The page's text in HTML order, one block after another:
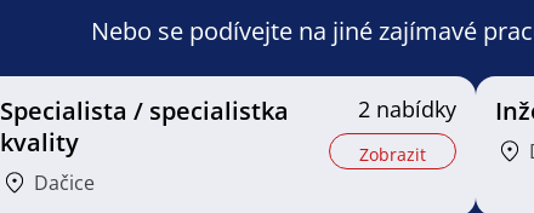
Nebo se podívejte na jiné zajímavé
Specialista / specialistka
kvality
Dačice
2 nabídky
Zobrazit